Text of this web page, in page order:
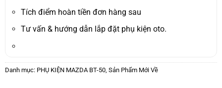
Tích điểm hoàn tiền đơn hàng sau
Tư vấn & hướng dẫn lắp đặt phụ kiện oto.
Danh mục: PHỤ KIỆN MAZDA BT-50, Sản Phẩm Mới Về